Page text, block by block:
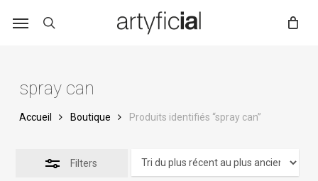
spray can
Accueil Boutique Produits identifiés “spray can”
Filters